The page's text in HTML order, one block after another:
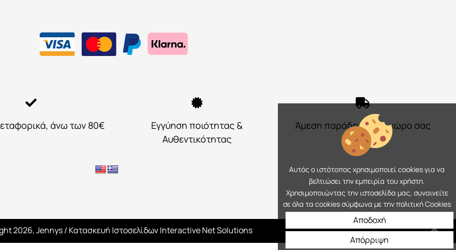
άνω των 80€
Εγγύηση ποιότητας &
Αυθεντικότητας
Άμεση παράδοση στο χώρο σας
2026, Jennys/ Κατασκευή ΙστοσελίδωνInteractive Net Solutions
Αυτός ο ιστότοπος χρησιμοποιεί cookies για να
βελτιώσει την εμπειρία του χρήστη.
Χρησιμοποιώντας την ιστοσελίδα μας, συναινείτε
σε όλα τα cookies σύμφωνα με την πολιτική Cookies
Αποδοχή
Απόρριψη